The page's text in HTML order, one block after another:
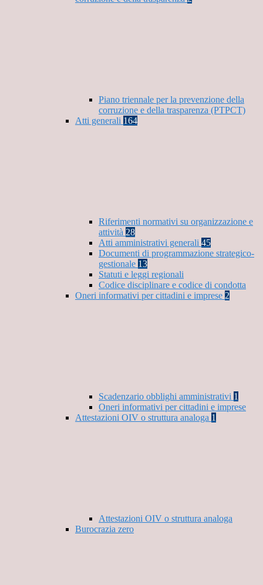
Piano triennale per la prevenzione della
corruzione e della trasparenza (PTPCT)
Atti generali 164
Riferimenti normativi su organizzazione e
attività 28
Atti amministrativi generali 45
Documenti di programmazione strategico-
gestionale 13
Statuti e leggi regionali
Codice disciplinare e codice di condotta
Oneri informativi per cittadini e imprese 2
Scadenzario obblighi amministrativi 1
Oneri informativi per cittadini e imprese
Attestazioni OIV o struttura analoga 1
Attestazioni OIV o struttura analoga
Burocrazia zero